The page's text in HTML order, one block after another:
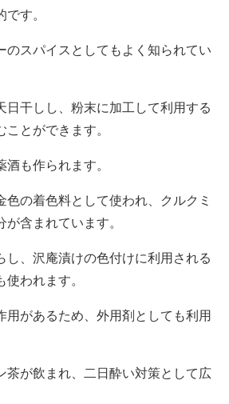
す。
のスパイスとしてもよく知られてい
日干しし、粉末に加工して利用する
とができます。
酒も作られます。
色の着色料として使われ、クルクミ
が含まれています。
し、沢庵漬けの色付けに利用される
われます。
用があるため、外用剤としても利用
茶が飲まれ、二日酔い対策として広